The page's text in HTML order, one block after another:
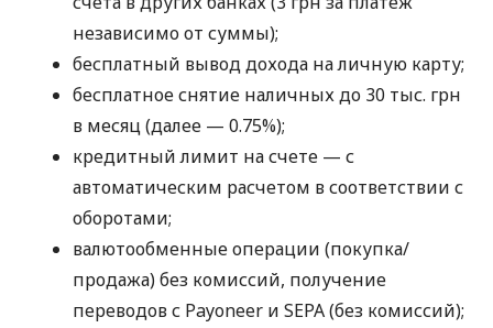
независимо от суммы);
бесплатный вывод дохода на личную карту;
бесплатное снятие наличных до 30 тыс. грн
в месяц (далее — 0.75%);
кредитный лимит на счете — с
автоматическим расчетом в соответствии с
оборотами;
валютообменные операции (покупка/
продажа) без комиссий, получение
переводов с Payoneer и SEPA (без комиссий);